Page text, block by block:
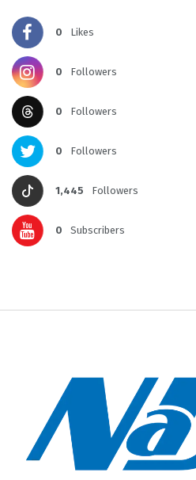
0 Likes
0 Followers
0 Followers
0 Followers
1,445 Followers
0 Subscribers